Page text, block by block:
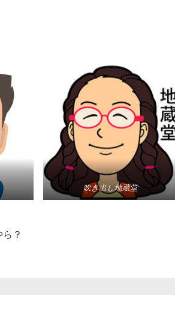
吹き出し地蔵堂
？